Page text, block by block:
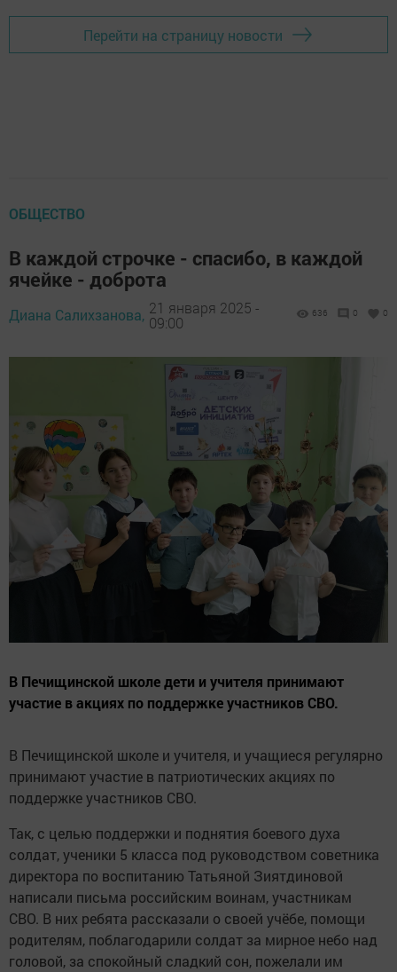
Перейти на страницу новости
ОБЩЕСТВО
В каждой строчке - спасибо, в каждой
ячейке - доброта
Диана Салихзанова, 21 января 2025 -
09:00
636 0 0
В Печищинской школе дети и учителя принимают
участие в акциях по поддержке участников СВО.
В Печищинской школе и учителя, и учащиеся регулярно
принимают участие в патриотических акциях по
поддержке участников СВО.
Так, с целью поддержки и поднятия боевого духа
солдат, ученики 5 класса под руководством советника
директора по воспитанию Татьяной Зиятдиновой
написали письма российским воинам, участникам
СВО. В них ребята рассказали о своей учёбе, помощи
родителям, поблагодарили солдат за мирное небо над
головой, за спокойный сладкий сон, пожелали им